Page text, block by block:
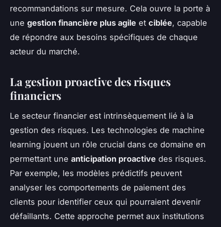
recommandations sur mesure. Cela ouvre la porte à
une gestion financière plus agile et ciblée, capable
de répondre aux besoins spécifiques de chaque
acteur du marché.
La gestion proactive des risques
financiers
Le secteur financier est intrinsèquement lié à la
gestion des risques. Les technologies de machine
learning jouent un rôle crucial dans ce domaine en
permettant une anticipation proactive des risques.
Par exemple, les modèles prédictifs peuvent
analyser les comportements de paiement des
clients pour identifier ceux qui pourraient devenir
défaillants. Cette approche permet aux institutions